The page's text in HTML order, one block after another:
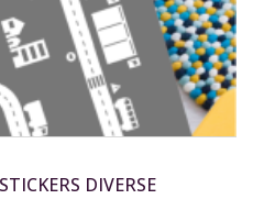
DIVERSE